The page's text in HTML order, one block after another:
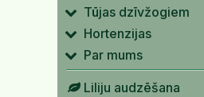
Tūjas dzīvžogiem
Hortenzijas
Par mums
Liliju audzēšana